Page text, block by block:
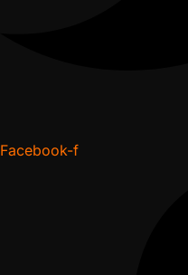
Facebook-f